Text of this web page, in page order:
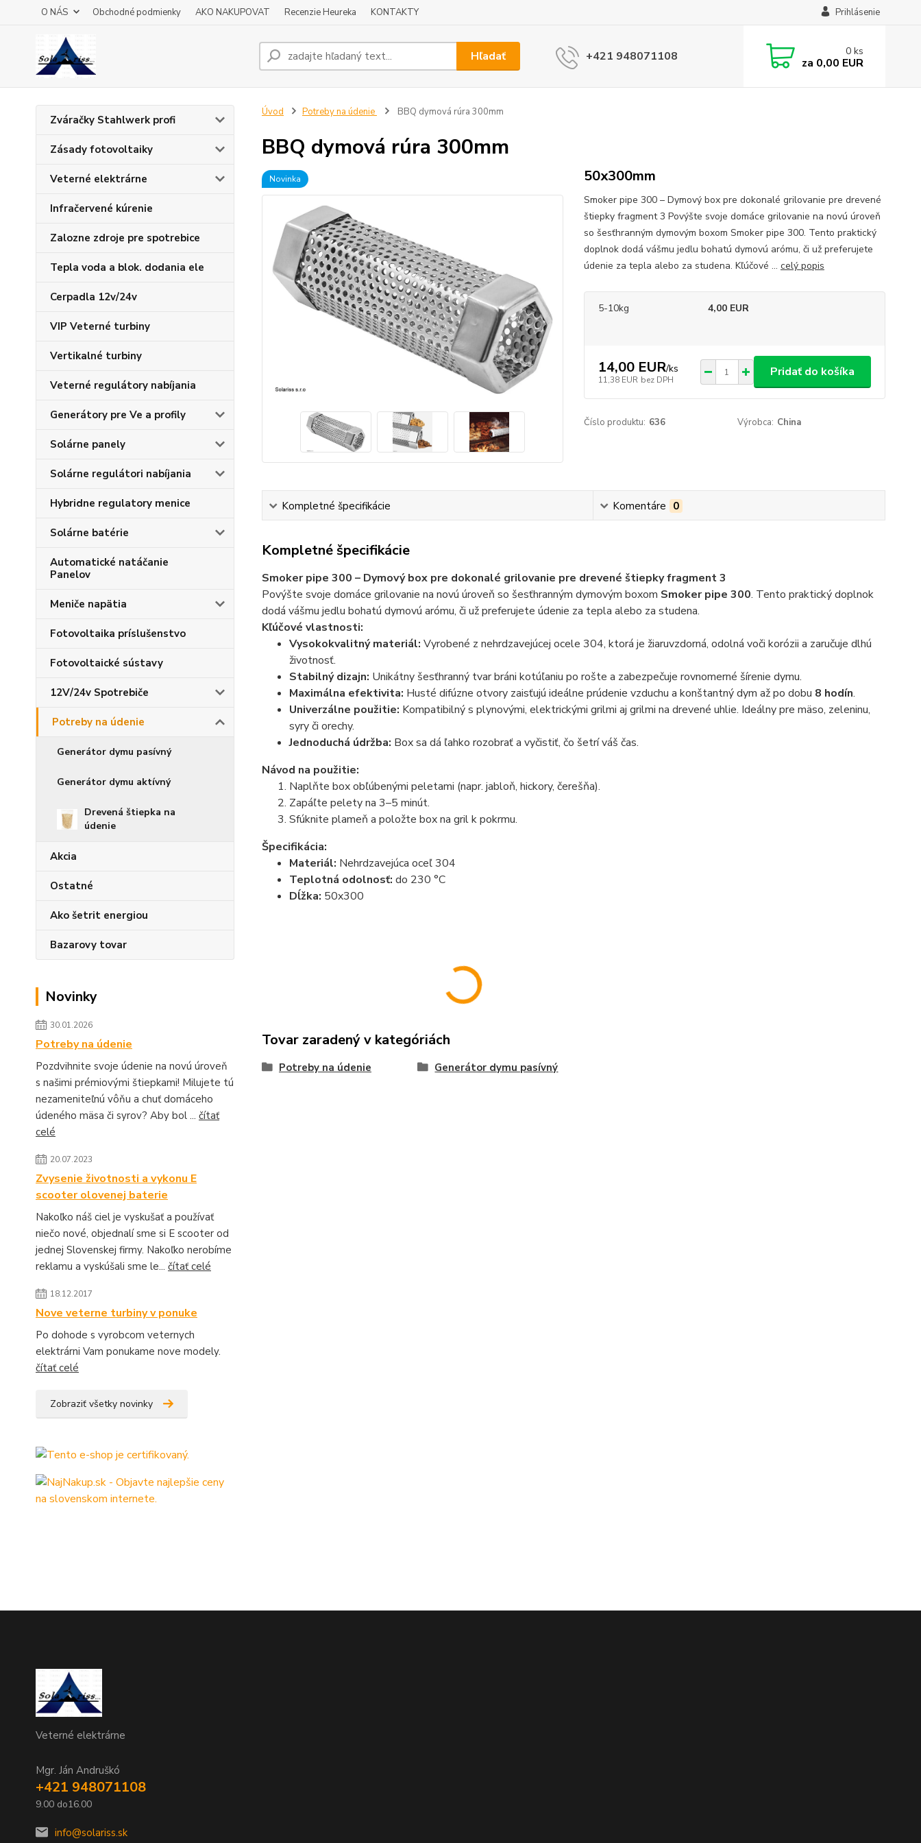
O NÁS Obchodné podmienky AKO NAKUPOVAT Recenzie Heureka KONTAKTY Prihlásenie
Hľadať +421 948071108 0 ks
za 0,00 EUR
Zváračky Stahlwerk profi
Zásady fotovoltaiky
Veterné elektrárne
Infračervené kúrenie
Zalozne zdroje pre spotrebice
Tepla voda a blok. dodania ele
Cerpadla 12v/24v
VIP Veterné turbiny
Vertikalné turbiny
Veterné regulátory nabíjania
Generátory pre Ve a profily
Solárne panely
Solárne regulátori nabíjania
Hybridne regulatory menice
Solárne batérie
Automatické natáčanie
Panelov
Meniče napätia
Fotovoltaika príslušenstvo
Fotovoltaické sústavy
12V/24v Spotrebiče
Potreby na údenie
Generátor dymu pasívný
Generátor dymu aktívný
Drevená štiepka na
údenie
Akcia
Ostatné
Ako šetrit energiou
Bazarovy tovar
Novinky
30.01.2026
Potreby na údenie
Pozdvihnite svoje údenie na novú úroveň
s našimi prémiovými štiepkami! Milujete tú
nezameniteľnú vôňu a chuť domáceho
údeného mäsa či syrov? Aby bol ... čítať
celé
20.07.2023
Zvysenie životnosti a vykonu E
scooter olovenej baterie
Nakoľko náš ciel je vyskušať a používať
niečo nové, objednalí sme si E scooter od
jednej Slovenskej firmy. Nakoľko nerobíme
reklamu a vyskúšali sme le... čítať celé
18.12.2017
Nove veterne turbiny v ponuke
Po dohode s vyrobcom veternych
elektrárni Vam ponukame nove modely.
čítať celé
Zobraziť všetky novinky
Úvod Potreby na údenie BBQ dymová rúra 300mm
BBQ dymová rúra 300mm
Novinka 50x300mm
Smoker pipe 300 – Dymový box pre dokonalé grilovanie pre drevené
štiepky fragment 3 Povýšte svoje domáce grilovanie na novú úroveň
so šesťhranným dymovým boxom Smoker pipe 300. Tento praktický
doplnok dodá vášmu jedlu bohatú dymovú arómu, či už preferujete
údenie za tepla alebo za studena. Kľúčové ... celý popis
5-10kg 4,00 EUR
14,00 EUR/ks
11,38 EUR bez DPH
Pridať do košíka
Číslo produktu: 636 Výrobca: China
Kompletné špecifikácie Komentáre 0
Kompletné špecifikácie
Smoker pipe 300 – Dymový box pre dokonalé grilovanie pre drevené štiepky fragment 3
Povýšte svoje domáce grilovanie na novú úroveň so šesťhranným dymovým boxom Smoker pipe 300. Tento praktický doplnok
dodá vášmu jedlu bohatú dymovú arómu, či už preferujete údenie za tepla alebo za studena.
Kľúčové vlastnosti:
Vysokokvalitný materiál: Vyrobené z nehrdzavejúcej ocele 304, ktorá je žiaruvzdorná, odolná voči korózii a zaručuje dlhú
životnosť.
Stabilný dizajn: Unikátny šesťhranný tvar bráni kotúľaniu po rošte a zabezpečuje rovnomerné šírenie dymu.
Maximálna efektivita: Husté difúzne otvory zaisťujú ideálne prúdenie vzduchu a konštantný dym až po dobu 8 hodín.
Univerzálne použitie: Kompatibilný s plynovými, elektrickými grilmi aj grilmi na drevené uhlie. Ideálny pre mäso, zeleninu,
syry či orechy.
Jednoduchá údržba: Box sa dá ľahko rozobrať a vyčistiť, čo šetrí váš čas.
Návod na použitie:
Naplňte box obľúbenými peletami (napr. jabloň, hickory, čerešňa).
Zapáľte pelety na 3–5 minút.
Sfúknite plameň a položte box na gril k pokrmu.
Špecifikácia:
Materiál: Nehrdzavejúca oceľ 304
Teplotná odolnosť: do 230 °C
Dĺžka: 50x300
Tovar zaradený v kategóriách
Potreby na údenie Generátor dymu pasívný
Veterné elektrárne
Mgr. Ján Andruškó
+421 948071108
9.00 do16.00
info@solariss.sk